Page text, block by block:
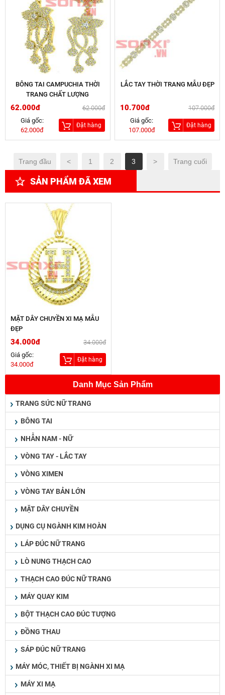
BÔNG TAI CAMPUCHIA THỜI
TRANG CHẤT LƯỢNG
62.000đ
62.000đ
Giá gốc:
62.000đ
Đặt hàng
LẮC TAY THỜI TRANG MẪU ĐẸP
10.700đ
107.000đ
Giá gốc:
107.000đ
Đặt hàng
Trang đầu < 1 2 3 > Trang cuối
SẢN PHẨM ĐÃ XEM
MẶT DÂY CHUYỀN XI MẠ MẪU
ĐẸP
34.000đ
34.000đ
Giá gốc:
34.000đ
Đặt hàng
Danh Mục Sản Phẩm
TRANG SỨC NỮ TRANG
BÔNG TAI
NHẪN NAM - NỮ
VÒNG TAY - LẮC TAY
VÒNG XIMEN
VÒNG TAY BẢN LỚN
MẶT DÂY CHUYỀN
DỤNG CỤ NGÀNH KIM HOÀN
LÁP ĐÚC NỮ TRANG
LÒ NUNG THẠCH CAO
THẠCH CAO ĐÚC NỮ TRANG
MÁY QUAY KIM
BỘT THẠCH CAO ĐÚC TƯỢNG
ĐỒNG THAU
SÁP ĐÚC NỮ TRANG
MÁY MÓC, THIẾT BỊ NGÀNH XI MẠ
MÁY XI MẠ